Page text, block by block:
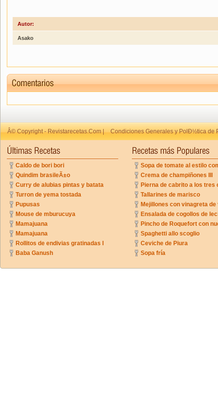
Autor:
Asako
Â© Copyright - Revistarecetas.Com | Condiciones Generales y PolÐ½tica de
Caldo de bori bori
Quindim brasileÃ±o
Curry de alubias pintas y batata
Turron de yema tostada
Pupusas
Mouse de mburucuya
Mamajuana
Mamajuana
Rollitos de endivias gratinadas I
Baba Ganush
Sopa de tomate al estilo
Crema de champiñones III
Pierna de cabrito a los tres
Tallarines de marisco
Mejillones con vinagreta
Ensalada de cogollos de
Pincho de Roquefort con
Spaghetti allo scoglio
Ceviche de Piura
Sopa fría